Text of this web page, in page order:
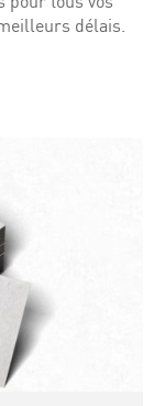
délais.